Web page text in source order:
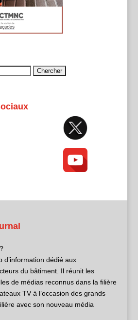
d’information dédié aux
du bâtiment. Il réunit les
de médias reconnus dans la filière
TV à l’occasion des grands
avec son nouveau média